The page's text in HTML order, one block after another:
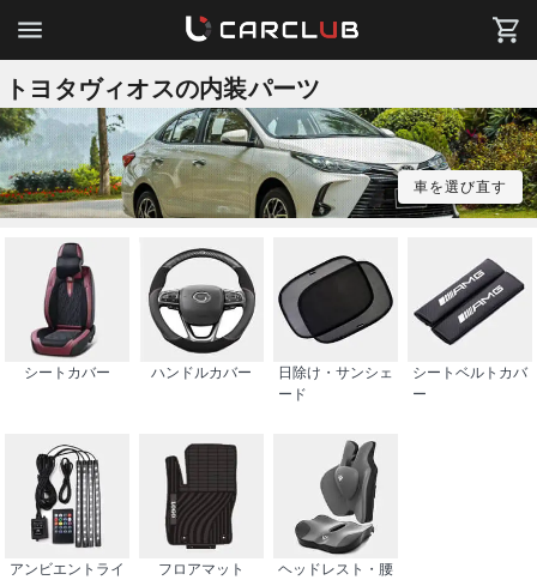
トヨタヴィオスの内装パーツ
車を選び直す
シートカバー ハンドルカバー
日除け・サンシェ
ード
シートベルトカバ
ー
アンビエントライ
フロアマット
ヘッドレスト・腰